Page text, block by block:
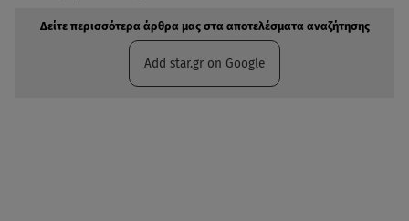
Δείτε περισσότερα άρθρα μας στα αποτελέσματα αναζήτησης
Add star.gr on Google